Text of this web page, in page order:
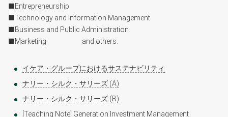
■Entrepreneurship
■Technology and Information Management
■Business and Public Administration
■Marketing and others.
イケア・グループにおけるサステナビリティ
ナリー・シルク・サリーズ (A)
ナリー・シルク・サリーズ (B)
[Teaching Note] Generation Investment Management